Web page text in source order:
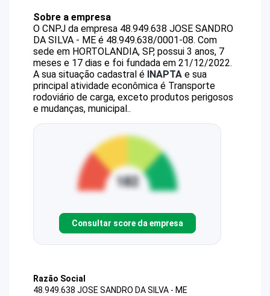
Sobre a empresa
O CNPJ da empresa 48.949.638 JOSE SANDRO
DA SILVA - ME é 48.949.638/0001-08. Com
sede em HORTOLANDIA, SP, possui 3 anos, 7
meses e 17 dias e foi fundada em 21/12/2022.
A sua situação cadastral é INAPTA e sua
principal atividade econômica é Transporte
rodoviário de carga, exceto produtos perigosos
e mudanças, municipal..
Consultar score da empresa
Razão Social
48.949.638 JOSE SANDRO DA SILVA - ME